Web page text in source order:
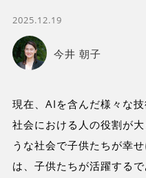
2025.12.19
今井 朝子
現在、AIを含んだ様々な
社会における人の役割が
うな社会で子供たちが幸
は、子供たちが活躍する